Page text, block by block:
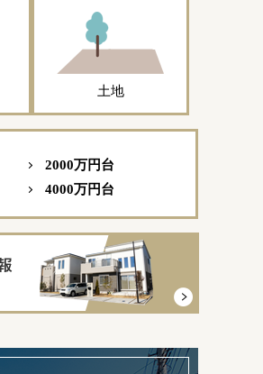
土地
2000万円台
4000万円台